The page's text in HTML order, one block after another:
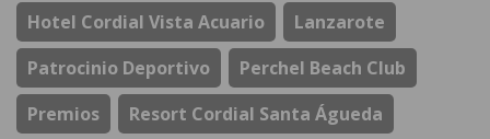
Hotel Cordial Vista Acuario
Lanzarote
Patrocinio Deportivo
Perchel Beach Club
Premios
Resort Cordial Santa Águeda